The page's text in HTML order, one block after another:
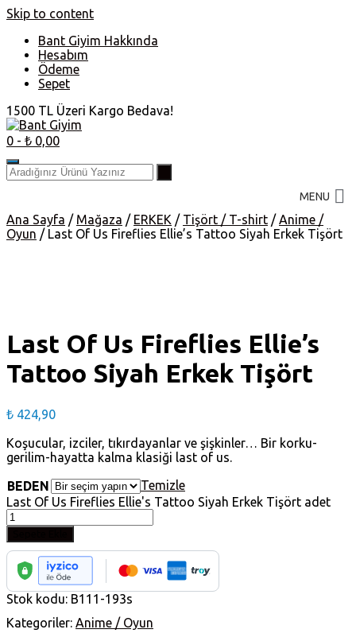
Skip to content
Bant Giyim Hakkında
Hesabım
Ödeme
Sepet
1500 TL Üzeri Kargo Bedava!
0 - ₺ 0,00
MENU
Ana Sayfa / Mağaza / ERKEK / Tişört / T-shirt /Anime /
Oyun / Last Of Us Fireflies Ellie’s Tattoo Siyah Erkek Tişört
Last Of Us Fireflies Ellie’s
Tattoo Siyah Erkek Tişört
₺ 424,90
Koşucular, izciler, tıkırdayanlar ve şişkinler… Bir korku-
gerilim-hayatta kalma klasiği last of us.
BEDEN
Temizle
Last Of Us Fireflies Ellie's Tattoo Siyah Erkek Tişört adet
Stok kodu: B111-193s
Kategoriler: Anime / Oyun